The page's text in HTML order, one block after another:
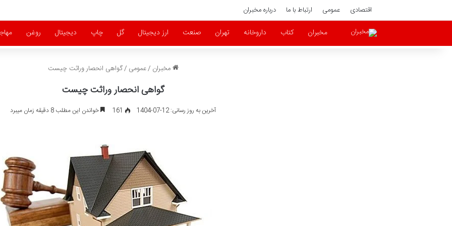
اقتصادی عمومی ارتباط با ما درباره مخبران
مخبران کتاب داروخانه تهران صنعت ارز دیجیتال گل چاپ دیجیتال روغن
مخبران /عمومی /گواهی انحصار وراثت چیست
گواهی انحصار وراثت چیست
آخرین به روز رسانی: 12-07-1404 161 خواندن این مطلب 8 دقیقه زمان میبرد